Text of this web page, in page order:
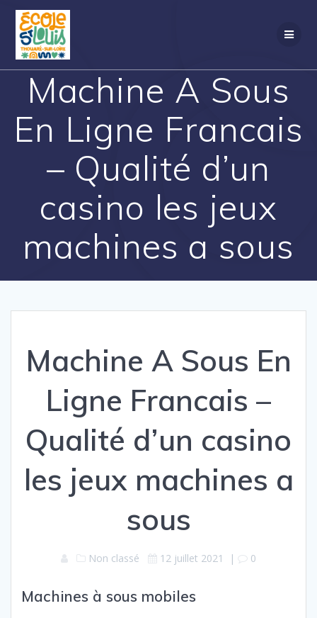
Machine A Sous
En Ligne Francais
– Qualité d’un
casino les jeux
machines a sous
Machine A Sous En
Ligne Francais –
Qualité d’un casino
les jeux machines a
sous
Non classé 12 juillet 2021 | 0
Machines à sous mobiles